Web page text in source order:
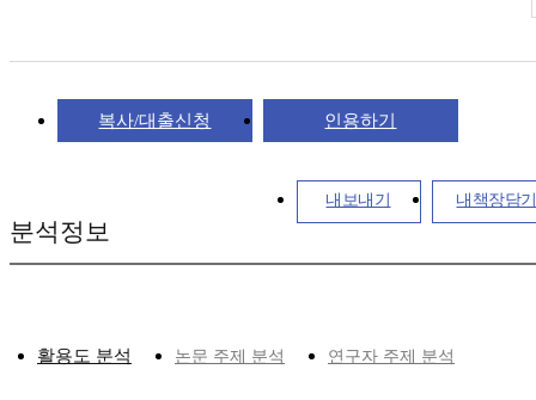
복사/대출신청 인용하기
내보내기 내책장담기
분석정보
활용도 분석 논문 주제 분석 연구자 주제 분석